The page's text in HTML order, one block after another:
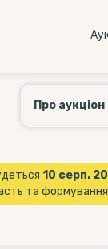
Про аукціон
10 серп.
та формування